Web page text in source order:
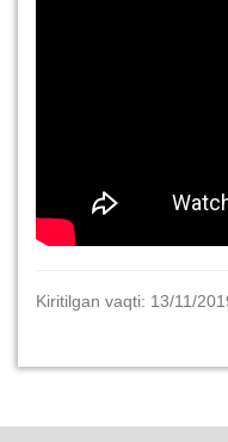
Kiritilgan vaqti: 13/11/